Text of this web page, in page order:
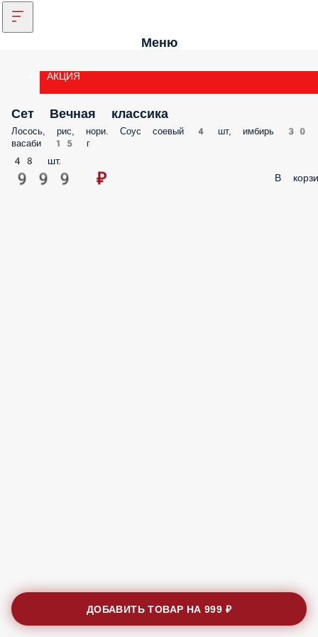
Меню
АКЦИЯ
Сет Вечная классика
Лосось, рис, нори. Соус соевый 4 шт, имбирь 30
васаби 15 г
48 шт.
999 ₽ В
ДОБАВИТЬ ТОВАР НА999 ₽